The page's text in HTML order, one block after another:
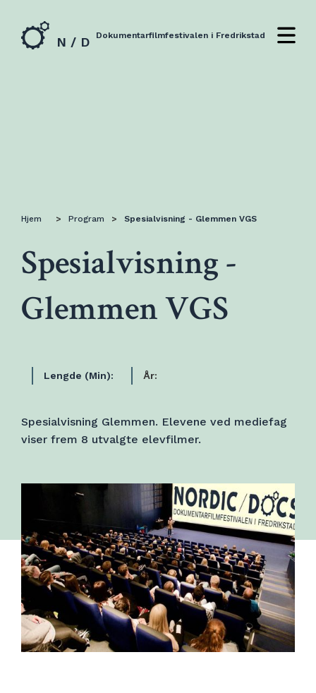
N / D Dokumentarfilmfestivalen i Fredrikstad
Hjem > Program > Spesialvisning - Glemmen VGS
Spesialvisning -
Glemmen VGS
Lengde (Min): År:
Spesialvisning Glemmen. Elevene ved mediefag
viser frem 8 utvalgte elevfilmer.